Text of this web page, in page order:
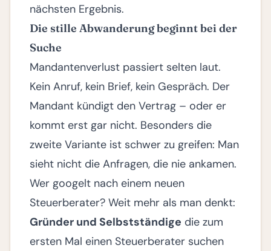
nächsten Ergebnis.
Die stille Abwanderung beginnt bei der
Suche
Mandantenverlust passiert selten laut.
Kein Anruf, kein Brief, kein Gespräch. Der
Mandant kündigt den Vertrag – oder er
kommt erst gar nicht. Besonders die
zweite Variante ist schwer zu greifen: Man
sieht nicht die Anfragen, die nie ankamen.
Wer googelt nach einem neuen
Steuerberater? Weit mehr als man denkt:
Gründer und Selbstständige die zum
ersten Mal einen Steuerberater suchen